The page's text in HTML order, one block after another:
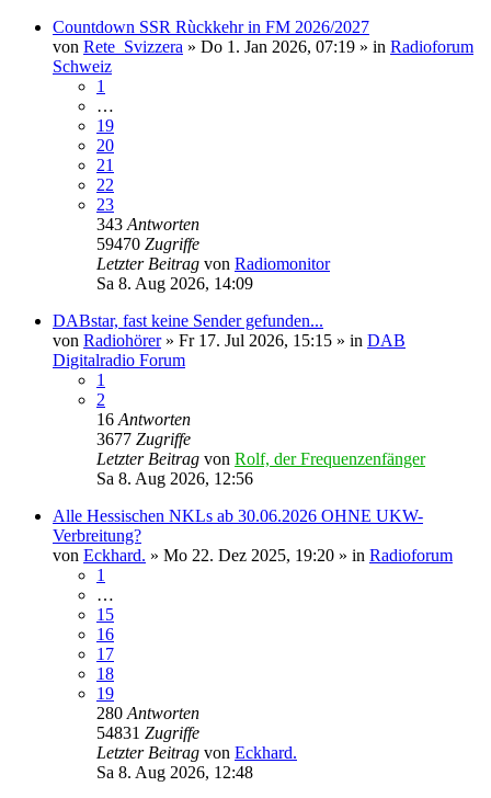
Countdown SSR Rùckkehr in FM 2026/2027
von Rete_Svizzera » Do 1. Jan 2026, 07:19 » in Radioforum
Schweiz
1
…
19
20
21
22
23
343 Antworten
59470 Zugriffe
Letzter Beitrag von Radiomonitor
Sa 8. Aug 2026, 14:09
DABstar, fast keine Sender gefunden...
von Radiohörer» Fr 17. Jul 2026, 15:15 » in DAB
Digitalradio Forum
1
2
16 Antworten
3677 Zugriffe
Letzter Beitrag von Rolf, der Frequenzenfänger
Sa 8. Aug 2026, 12:56
Alle Hessischen NKLs ab 30.06.2026 OHNE UKW-
Verbreitung?
von Eckhard. » Mo 22. Dez 2025, 19:20 » in Radioforum
1
…
15
16
17
18
19
280 Antworten
54831 Zugriffe
Letzter Beitrag von Eckhard.
Sa 8. Aug 2026, 12:48